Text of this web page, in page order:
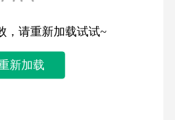
，请重新加载试试~
新加载